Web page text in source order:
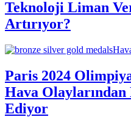
Teknoloji Liman
Artırıyor?
Paris 2024
Hava
Ediyor